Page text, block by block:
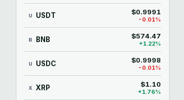
U USDT $0.9991
-0.01%
B BNB $574.47
+1.22%
U USDC $0.9998
-0.01%
X XRP $1.10
+1.76%